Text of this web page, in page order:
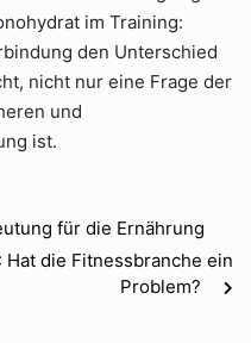
im Training:
den Unterschied
nicht nur eine Frage der
und
ist.
für die Ernährung
Hat die Fitnessbranche ein
Problem?